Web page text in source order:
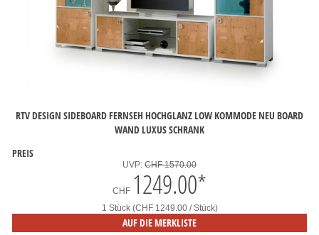
RTV DESIGN SIDEBOARD FERNSEH HOCHGLANZ LOW KOMMODE NEU BOARD
WAND LUXUS SCHRANK
PREIS
UVP: CHF 1570.00
CHF 1249.00*
1 Stück (CHF 1249.00 / Stück)
AUF DIE MERKLISTE